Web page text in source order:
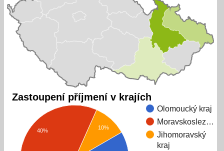
Zastoupení příjmení v krajích
Olomoucký kraj
Moravskoslez…
Jihomoravský
kraj
10%
40%